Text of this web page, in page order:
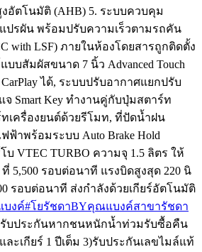
อัตโนมัติ (AHB) 5. ระบบควบคุม
ปรผัน พร้อมปรับความเร็วตามรถคัน
with LSF) ภายในห้องโดยสารถูกติดตั้ง
บสัมผัสขนาด 7 นิ้ว Advanced Touch
ได้, ระบบปรับอากาศแยกปรับ
Smart Key ทำงานคู่กับปุ่มสตาร์ท
ทเครื่องยนต์ด้วยรีโมท, ที่ปัดน้ำฝน
ฟ้าพร้อมระบบ Auto Brake Hold
บ VTEC TURBO ความจุ 1.5 ลิตร ให้
5,500 รอบต่อนาที แรงบิดสูงสุด 220 นิ
รอบต่อนาที ส่งกำลังด้วยเกียร์อัตโนมัติ
บงค์#โยรัชดาBYคุณแบงค์สาขารัชดา
รับประกันหากชนหนักน้ำท่วมรับซื้อคืน
ละเกียร์ 1 ปีเต็ม 3)รับประกันเลขไมล์แท้